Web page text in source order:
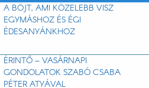
A BÖJT, AMI KÖZELEBB VISZ
EGYMÁSHOZ ÉS ÉGI
ÉDESANYÁNKHOZ
ÉRINTŐ – VASÁRNAPI
GONDOLATOK SZABÓ CSABA
PÉTER ATYÁVAL